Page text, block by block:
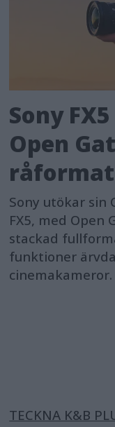
Sony
Open
Sony utökar sin
FX5, med Open
stackad
funktioner
cinemakameror.
TECKNA K&B